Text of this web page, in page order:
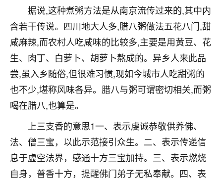
据说,这种煮粥方法是从南京流传过来的,其中内
含若干传说。四川地大人多,腊八粥做法五花八门,甜
咸麻辣,而农村人吃咸味的比较多,主要是用黄豆、花
生、肉丁、白萝卜、胡萝卜熬成的。异乡人来此品
尝,虽入乡随俗,但很难习惯,现如今城市人吃甜粥的
也不少,堪称风味各异。腊八与粥可谓密切相关,而粥
喝在腊八,也算是。
上三支香的意思1一、表示虔诚恭敬供养佛、
法、僧三宝，以此示范接引众生。二、表示传递信
息于虚空法界，感通十方三宝加持。三、表示燃烧
自身，普香十方，提醒佛门弟子无私奉献。四、表
心若莲花
我是做餐饮的，这两年，生意屡屡受挫，店开一家关
一家，要么生意不好，生意好的就出事。前些年攒的
家底快败光了，真是倒霉！我也想找人看看到底怎么
回事？
鹿森：你可以找老师看看，人有时不服命不行
啊！
太阳当空赵
是我从找店开始都是找慧来老师跟进的，选
址、风水、还有开业日子，哪哪都看了，虽然
大环境不好，但是我家生意还可以，前几天又
刚找老师做了补财库，希望财运更好一点！
2小时前 来自海南 18